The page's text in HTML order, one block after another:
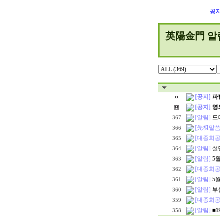
공
英陽金門 알
[공지] 파
[공지] 영
367
[알림] 드
366
[先祖말
365
[대종회
364
[알림] 설
363
[알림] 5
362
[대종회
361
[알림] 5
360
[알림] 부
359
[대종회
358
[알림]